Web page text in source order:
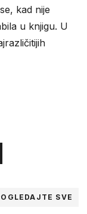
kad nije
u knjigu. U
SVE